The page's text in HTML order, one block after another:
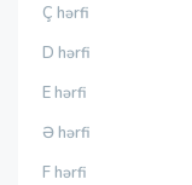
Ç hərfi
D hərfi
E hərfi
Ə hərfi
F hərfi